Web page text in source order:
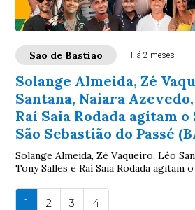
São de Bastião Há 2 meses
Solange Almeida, Zé
Santana, Naiara
Raí Saia Rodada agitam o
São Sebastião do Passé
Solange Almeida, Zé Vaqueiro, Léo
Tony Salles e Raí Saia Rodada agitam
1 2 3 4